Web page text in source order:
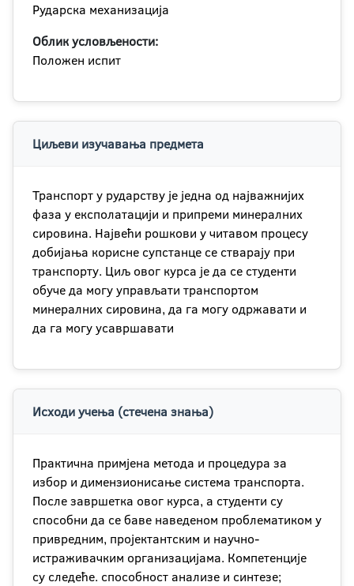
Рударска механизација
Облик условљености:
Положен испит
Циљеви изучавања предмета
Транспорт у рударству је једна од најважнијих
фаза у експолатацији и припреми минералних
сировина. Највећи рошкови у читавом процесу
добијања корисне супстанце се стварају при
транспорту. Циљ овог курса је да се студенти
обуче да могу управљати транспортом
минералних сировина, да га могу одржавати и
да га могу усавршавати
Исходи учења (стечена знања)
Практична примjена метода и процедура за
избор и димензионисање система транспорта.
После завршетка овог курса, а студенти су
способни да се баве наведеном проблематиком у
привредним, пројектантским и научно-
истраживачким организацијама. Компетенције
су следеће. способност анализе и синтезе;